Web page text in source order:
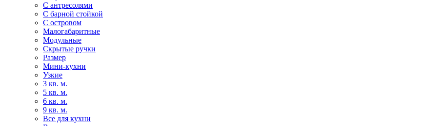
С антресолями
С барной стойкой
С островом
Малогабаритные
Модульные
Скрытые ручки
Размер
Мини-кухни
Узкие
3 кв. м.
5 кв. м.
6 кв. м.
9 кв. м.
Все для кухни